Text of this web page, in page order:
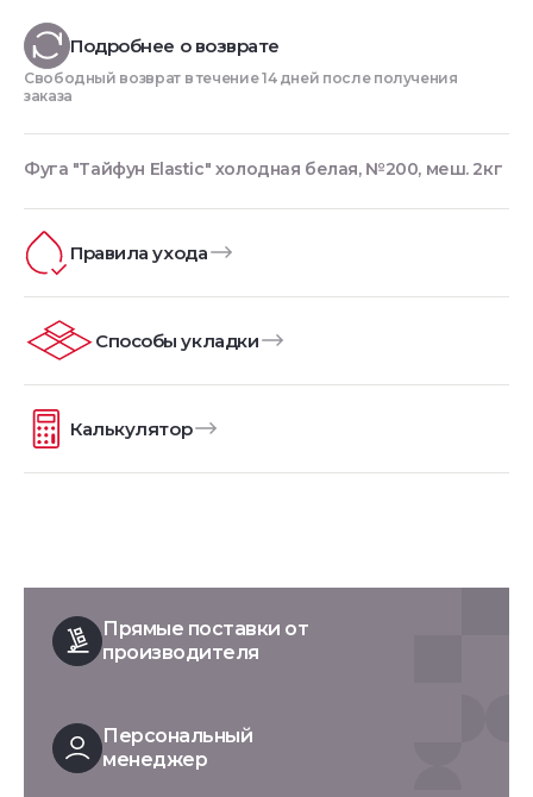
Подробнее о возврате
Свободный возврат в течение 14 дней после получения
заказа
Фуга "Тайфун Elastic" холодная белая, №200, меш. 2кг
Правила ухода
Способы укладки
Калькулятор
Прямые поставки от
производителя
Персональный
менеджер